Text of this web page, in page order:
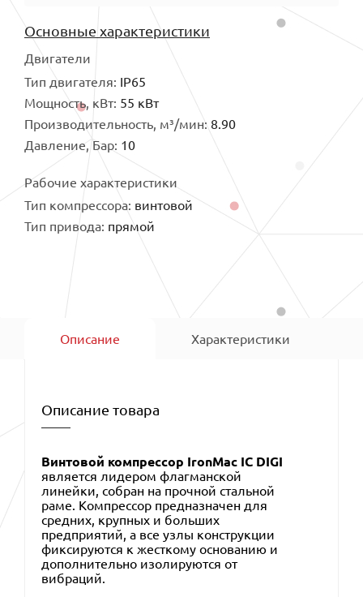
Основные характеристики
Двигатели
Тип двигателя: IP65
Мощность, кВт: 55 кВт
Производительность, м³/мин: 8.90
Давление, Бар: 10
Рабочие характеристики
Тип компрессора: винтовой
Тип привода: прямой
Описание Характеристики
Описание товара
Винтовой компрессор IronMac IC DIGI
является лидером флагманской
линейки, собран на прочной стальной
раме. Компрессор предназначен для
средних, крупных и больших
предприятий, а все узлы конструкции
фиксируются к жесткому основанию и
дополнительно изолируются от
вибраций.